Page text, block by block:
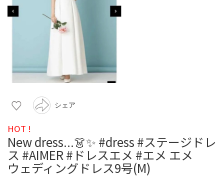
シェア
HOT !
New dress...👗✨ #dress #ステージドレ
ス #AIMER #ドレスエメ #エメ エメ
ウェディングドレス9号(M)